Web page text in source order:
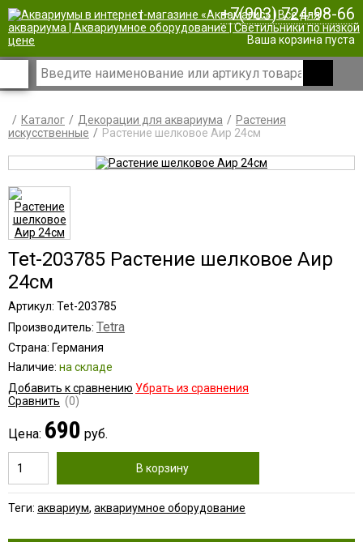
| +7(903) 724-98-66
Ваша корзина пуста
Каталог Декорации для аквариума
Растения
искусственные
Растение шелковое Аир 24см
Tet-203785 Растение шелковое Аир
24см
Артикул: Tet-203785
Производитель: Tetra
Страна: Германия
Наличие: на складе
Добавить к сравнению Убрать из сравнения
Сравнить (0)
Цена: 690 руб.
В корзину
Теги: аквариум, аквариумное оборудование